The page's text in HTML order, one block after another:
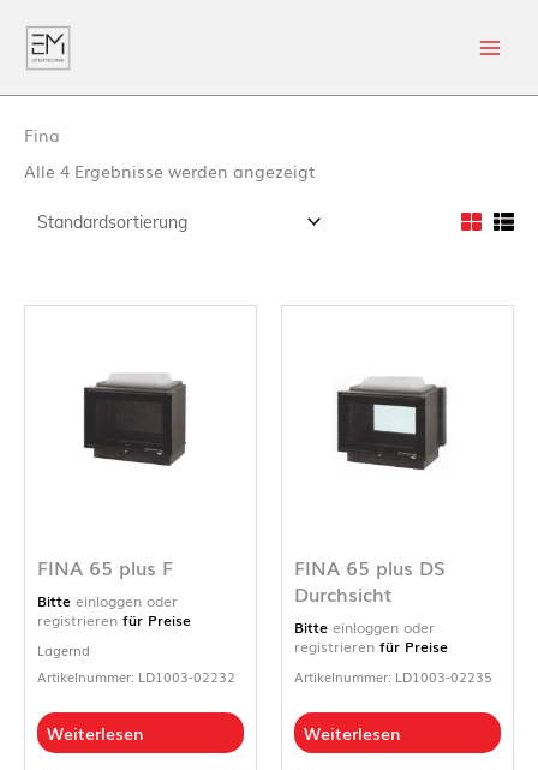
Fina
Alle 4 Ergebnisse werden angezeigt
FINA 65 plus F
Bitte einloggen oder
registrieren für Preise
Lagernd
Artikelnummer: LD1003-02232
Weiterlesen
FINA 65 plus DS
Durchsicht
Bitte einloggen oder
registrieren für Preise
Artikelnummer: LD1003-02235
Weiterlesen